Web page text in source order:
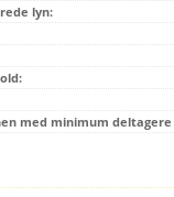
lyn:
med minimum deltagere